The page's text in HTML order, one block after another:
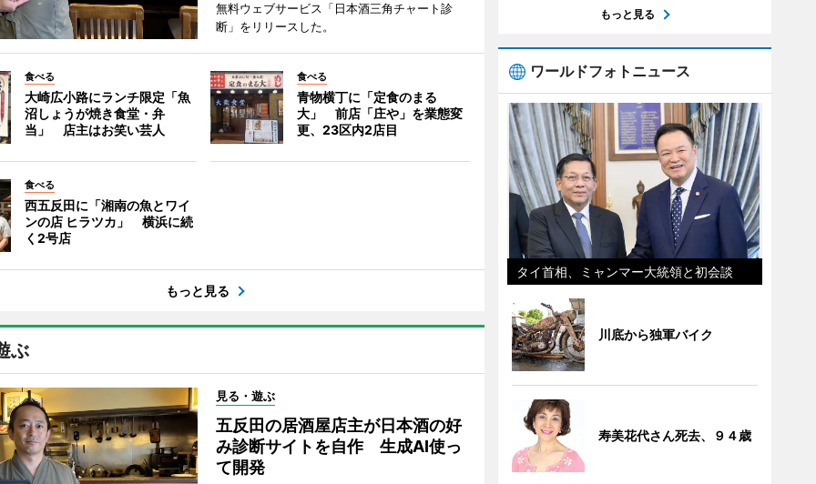
無料ウェブサービス「日本酒三角チャート診
断」をリリースした。
食べる
大崎広小路にランチ限定「魚
沼しょうが焼き食堂・弁
当」 店主はお笑い芸人
食べる
青物横丁に「定食のまる
大」 前店「庄や」を業態変
更、23区内2店目
食べる
西五反田に「湘南の魚とワイ
ンの店 ヒラツカ」 横浜に続
く2号店
もっと見る
ぶ
見る・遊ぶ
五反田の居酒屋店主が日本酒の好
み診断サイトを自作 生成AI使っ
て開発
もっと見る
ワールドフォトニュース
タイ首相、ミャンマー大統領と初会談
川底から独軍バイク
寿美花代さん死去、９４歳